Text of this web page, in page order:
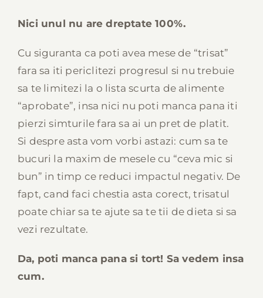
Nici unul nu are dreptate 100%.
Cu siguranta ca poti avea mese de “trisat”
fara sa iti periclitezi progresul si nu trebuie
sa te limitezi la o lista scurta de alimente
“aprobate”, insa nici nu poti manca pana iti
pierzi simturile fara sa ai un pret de platit.
Si despre asta vom vorbi astazi: cum sa te
bucuri la maxim de mesele cu “ceva mic si
bun” in timp ce reduci impactul negativ. De
fapt, cand faci chestia asta corect, trisatul
poate chiar sa te ajute sa te tii de dieta si sa
vezi rezultate.
Da, poti manca pana si tort! Sa vedem insa
cum.